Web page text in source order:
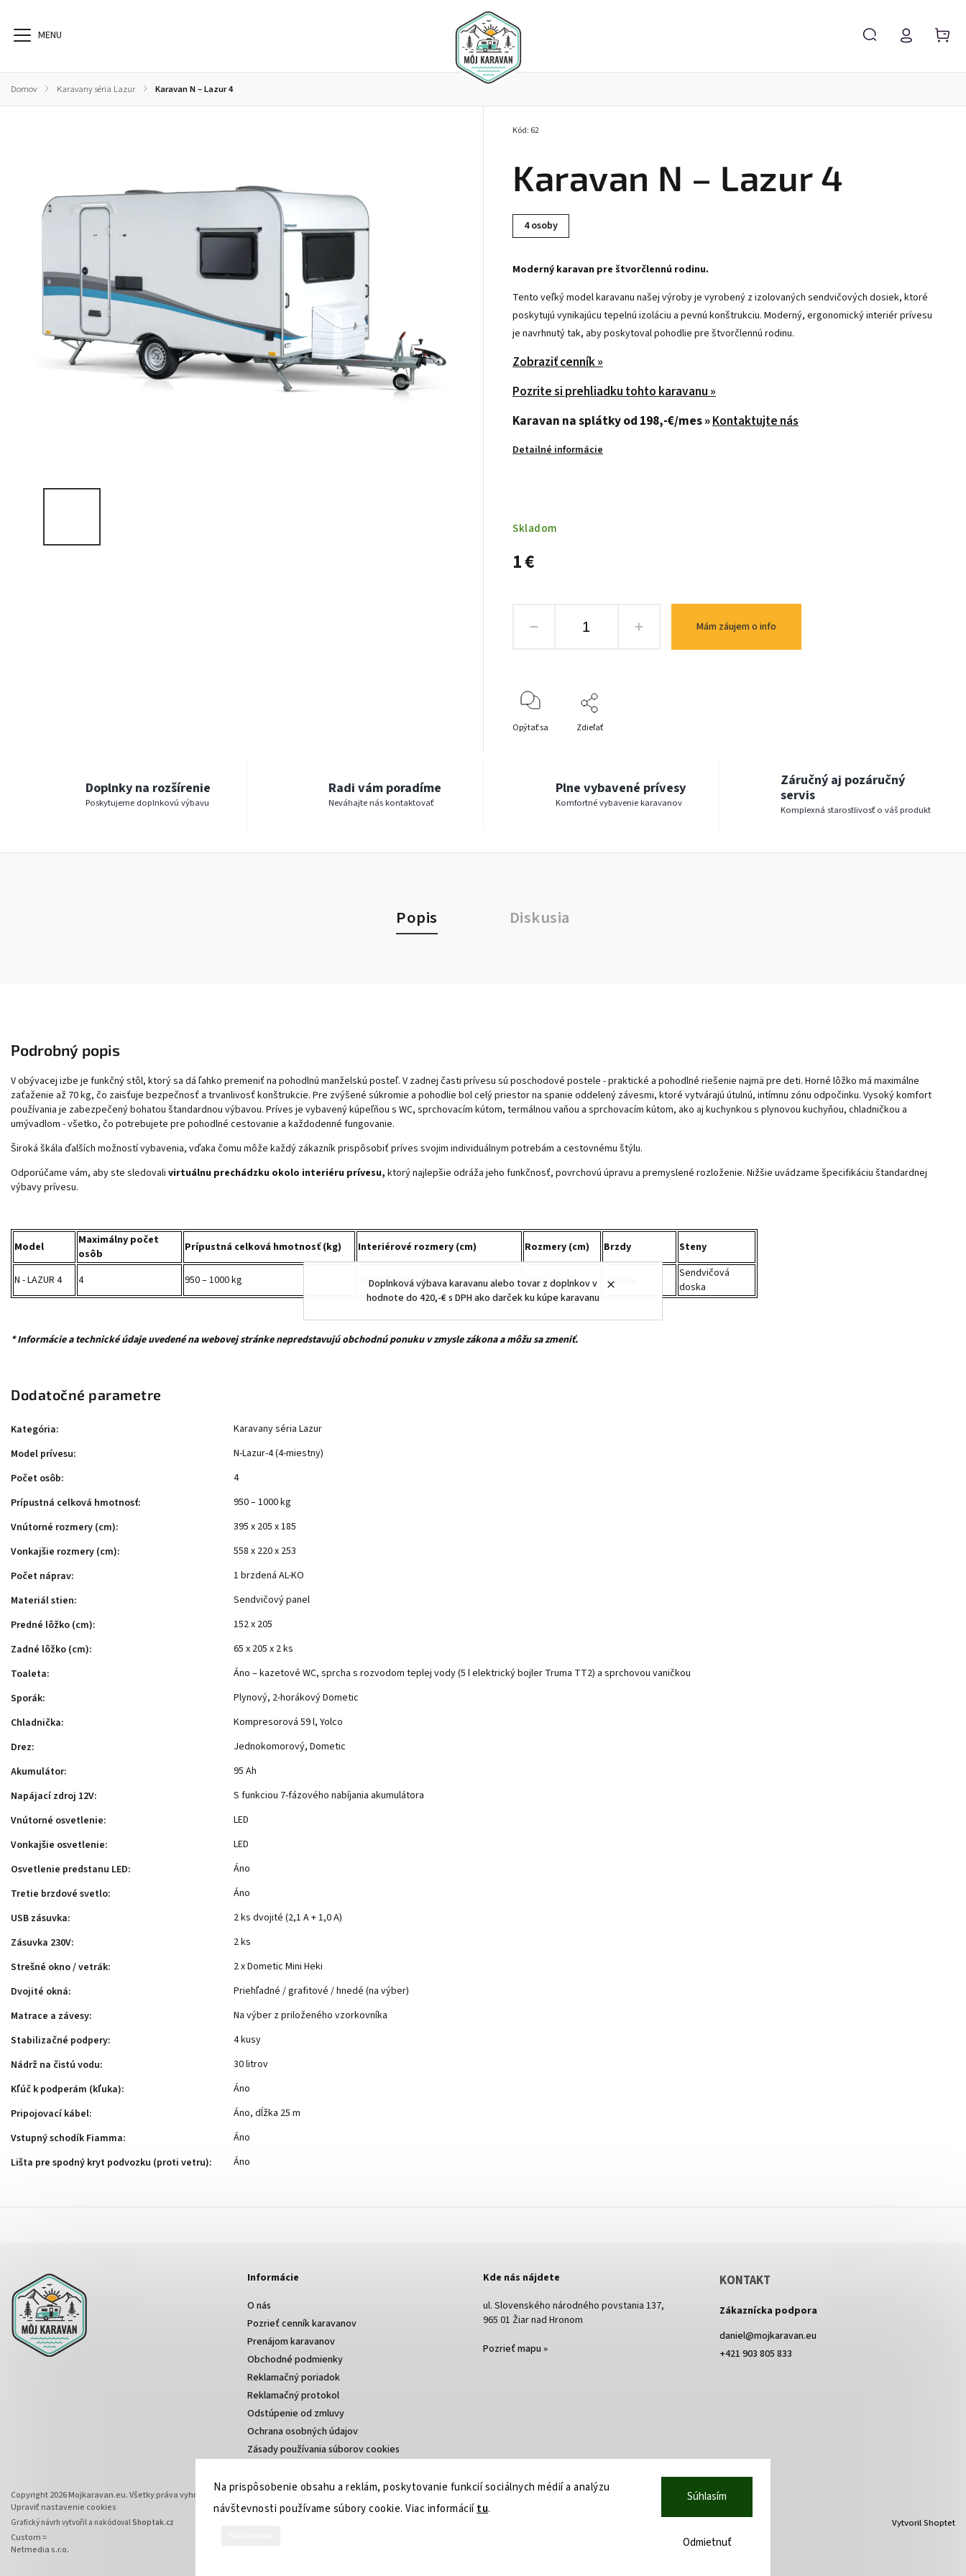
Na prispôsobenie obsahu a reklám, poskytovanie funkcií sociálnych médií a analýzu
návštevnosti používame súbory cookie. Viac informáciítu.
Odmietnuť
Súhlasím
Doplnková výbava karavanu alebo tovar z doplnkov v
hodnote do 420,-€ s DPH ako darček ku kúpe karavanu
Domov / Karavany séria Lazur / Karavan N – Lazur 4
Karavan N – Lazur 4
Kód: 62
Moderný karavan pre štvorčlennú rodinu.
Tento veľký model karavanu našej výroby je vyrobený z izolovaných sendvičových dosiek, ktoré
poskytujú vynikajúcu tepelnú izoláciu a pevnú konštrukciu. Moderný, ergonomický interiér prívesu
je navrhnutý tak, aby poskytoval pohodlie pre štvorčlennú rodinu.
Zobraziť cenník »
Pozrite si prehliadku tohto karavanu »
Karavan na splátky od 198,-€/mes »Kontaktujte nás
Detailné informácie
4 osoby
1 €
Skladom
Mám záujem o info
Opýtať sa Zdieľať
Doplnky na rozšírenie
Poskytujeme doplnkovú výbavu
Radi vám poradíme
Neváhajte nás kontaktovať
Plne vybavené prívesy
Komfortné vybavenie karavanov
Záručný aj pozáručný
servis
Komplexná starostlivosť o váš produkt
Popis Diskusia
Podrobný popis
V obývacej izbe je funkčný stôl, ktorý sa dá ľahko premeniť na pohodlnú manželskú posteľ. V zadnej časti prívesu sú poschodové postele - praktické a pohodlné riešenie najmä pre deti. Horné lôžko má maximálne
zaťaženie až 70 kg, čo zaisťuje bezpečnosť a trvanlivosť konštrukcie. Pre zvýšené súkromie a pohodlie bol celý priestor na spanie oddelený závesmi, ktoré vytvárajú útulnú, intímnu zónu odpočinku. Vysoký komfort
používania je zabezpečený bohatou štandardnou výbavou. Príves je vybavený kúpeľňou s WC, sprchovacím kútom, termálnou vaňou a sprchovacím kútom, ako aj kuchynkou s plynovou kuchyňou, chladničkou a
umývadlom - všetko, čo potrebujete pre pohodlné cestovanie a každodenné fungovanie.
Široká škála ďalších možností vybavenia, vďaka čomu môže každý zákazník prispôsobiť príves svojim individuálnym potrebám a cestovnému štýlu.
Odporúčame vám, aby ste sledovali virtuálnu prechádzku okolo interiéru prívesu, ktorý najlepšie odráža jeho funkčnosť, povrchovú úpravu a premyslené rozloženie. Nižšie uvádzame špecifikáciu štandardnej
výbavy prívesu.
Model
Maximálny počet
osôb
Prípustná celková hmotnosť (kg) Interiérové rozmery (cm) Rozmery (cm) Brzdy Steny
N - LAZUR 4 4 950 – 1000 kg 395x205x185 558x220x253 1 brzda
Sendvičová
doska
* Informácie a technické údaje uvedené na webovej stránke nepredstavujú obchodnú ponuku v zmysle zákona a môžu sa zmeniť.
Dodatočné parametre
Kategória:
Karavany séria Lazur
Model prívesu:
N-Lazur-4 (4-miestny)
Počet osôb:
4
Prípustná celková hmotnosť:
950 – 1000 kg
Vnútorné rozmery (cm):
395 x 205 x 185
Vonkajšie rozmery (cm):
558 x 220 x 253
Počet náprav:
1 brzdená AL-KO
Materiál stien:
Sendvičový panel
Predné lôžko (cm):
152 x 205
Zadné lôžko (cm):
65 x 205 x 2 ks
Toaleta:
Áno – kazetové WC, sprcha s rozvodom teplej vody (5 l elektrický bojler Truma TT2) a sprchovou vaničkou
Sporák:
Plynový, 2-horákový Dometic
Chladnička:
Kompresorová 59 l, Yolco
Drez:
Jednokomorový, Dometic
Akumulátor:
95 Ah
Napájací zdroj 12V:
S funkciou 7-fázového nabíjania akumulátora
Vnútorné osvetlenie:
LED
Vonkajšie osvetlenie:
LED
Osvetlenie predstanu LED:
Áno
Tretie brzdové svetlo:
Áno
USB zásuvka:
2 ks dvojité (2,1 A + 1,0 A)
Zásuvka 230V:
2 ks
Strešné okno / vetrák:
2 x Dometic Mini Heki
Dvojité okná:
Priehľadné / grafitové / hnedé (na výber)
Matrace a závesy:
Na výber z priloženého vzorkovníka
Stabilizačné podpery:
4 kusy
Nádrž na čistú vodu:
30 litrov
Kľúč k podperám (kľuka):
Áno
Pripojovací kábel:
Áno, dĺžka 25 m
Vstupný schodík Fiamma:
Áno
Lišta pre spodný kryt podvozku (proti vetru): Áno
Informácie
O nás
Pozrieť cenník karavanov
Prenájom karavanov
Obchodné podmienky
Reklamačný poriadok
Reklamačný protokol
Odstúpenie od zmluvy
Ochrana osobných údajov
Zásady používania súborov cookies
Kde nás nájdete
ul. Slovenského národného povstania 137,
965 01 Žiar nad Hronom
Pozrieť mapu »
KONTAKT
Zákaznícka podpora
daniel@mojkaravan.eu
+421 903 805 833
Vytvoril Shoptet
Copyright 2026Mojkaravan.eu. Všetky práva vyhradené.
Upraviť nastavenie cookies
Grafický návrh vytvořil a nakódovalShoptak.cz
Custom =
Netmedia s.r.o.